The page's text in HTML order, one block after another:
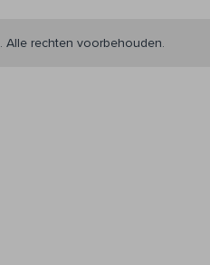
. Alle rechten voorbehouden.